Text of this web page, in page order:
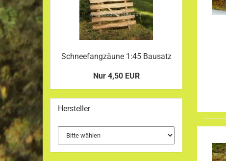
Schneefangzäune 1:45 Bausatz
Nur 4,50 EUR
Hersteller